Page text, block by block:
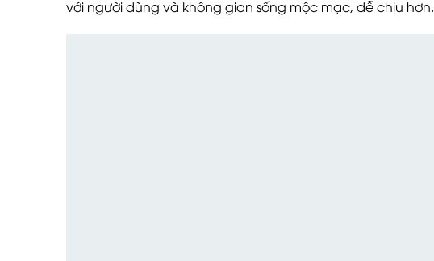
với người dùng và không gian sống mộc mạc, dễ chịu hơn.